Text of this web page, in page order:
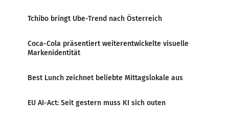
Tchibo bringt Ube-Trend nach Österreich
Coca-Cola präsentiert weiterentwickelte visuelle
Markenidentität
Best Lunch zeichnet beliebte Mittagslokale aus
EU AI-Act: Seit gestern muss KI sich outen